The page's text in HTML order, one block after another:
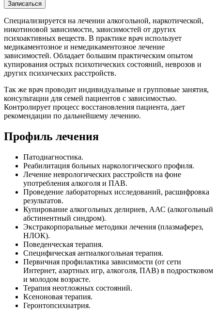
Записаться
Специализируется на лечении алкогольной, наркотической,
никотиновой зависимости, зависимостей от других
психоактивных веществ. В практике врач использует
медикаментозное и немедикаментозное лечение
зависимостей. Обладает большим практическим опытом
купирования острых психотических состояний, неврозов и
других психических расстройств.
Так же врач проводит индивидуальные и групповые занятия,
консультации для семей пациентов с зависимостью.
Контролирует процесс восстановления пациента, дает
рекомендации по дальнейшему лечению.
Профиль лечения
Патодиагностика.
Реабилитация больных наркологического профиля.
Лечение неврологических расстройств на фоне
употребления алкоголя и ПАВ.
Проведение лабораторных исследований, расшифровка
результатов.
Купирование алкогольных делириев, ААС (алкогольный
абстинентный синдром).
Экстракорпоральные методики лечения (плазмаферез,
НЛОК).
Поведенческая терапия.
Специфическая антиалкогольная терапия.
Первичная профилактика зависимости (от сети
Интернет, азартных игр, алкоголя, ПАВ) в подростковом
и молодом возрасте.
Терапия неотложных состояний.
Ксеноновая терапия.
Геронтопсихиатрия.